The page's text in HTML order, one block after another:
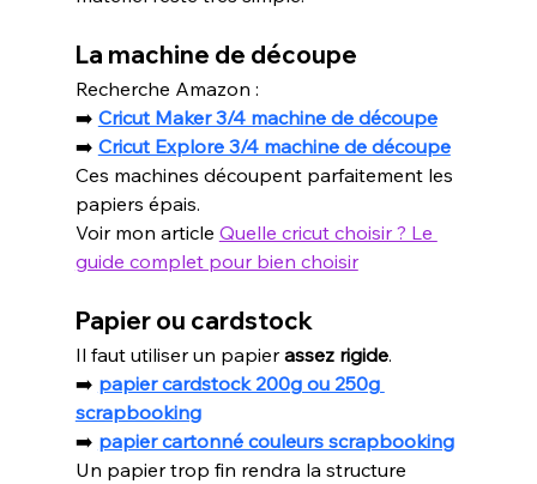
La machine de découpe
Recherche Amazon :
➡️ Cricut Maker 3/4 machine de découpe
➡️ Cricut Explore 3/4 machine de découpe
Ces machines découpent parfaitement les
papiers épais.
Voir mon article Quelle cricut choisir ? Le
guide complet pour bien choisir
Papier ou cardstock
Il faut utiliser un papier assez rigide.
➡️ papier cardstock 200g ou 250g
scrapbooking
➡️ papier cartonné couleurs scrapbooking
Un papier trop fin rendra la structure